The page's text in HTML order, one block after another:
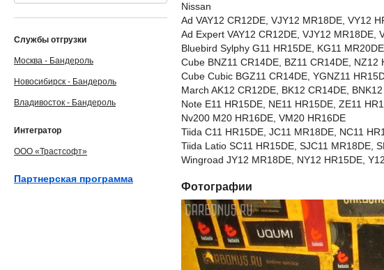
Nissan
Ad VAY12 CR12DE, VJY12 MR18DE, VY12
Ad Expert VAY12 CR12DE, VJY12 MR18DE,
Bluebird Sylphy G11 HR15DE, KG11
Cube BNZ11 CR14DE, BZ11 CR14DE,
Cube Cubic BGZ11 CR14DE, YGNZ11
March AK12 CR12DE, BK12 CR14DE,
Note E11 HR15DE, NE11 HR15DE, ZE11
Nv200 M20 HR16DE, VM20 HR16DE
Tiida C11 HR15DE, JC11 MR18DE, NC11
Tiida Latio SC11 HR15DE, SJC11 MR18DE,
Wingroad JY12 MR18DE, NY12 HR15DE,
Фотографии
Службы отгрузки
Москва - Бандероль
Новосибирск - Бандероль
Владивосток - Бандероль
Интегратор
ООО «Трастсофт»
Партнерская программа